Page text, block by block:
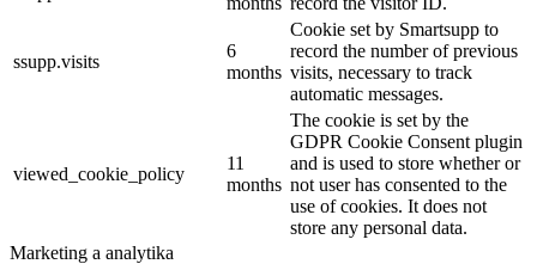
ssupp.visits
6
months
Cookie set by Smartsupp to
record the number of previous
visits, necessary to track
automatic messages.
viewed_cookie_policy
11
months
The cookie is set by the
GDPR Cookie Consent plugin
and is used to store whether or
not user has consented to the
use of cookies. It does not
store any personal data.
Marketing a analytika